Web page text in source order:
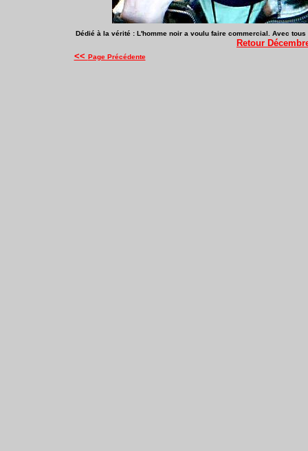
Dédié à la vérité : L'homme noir a voulu faire commercial. Avec
Retour
<< Page Précédente